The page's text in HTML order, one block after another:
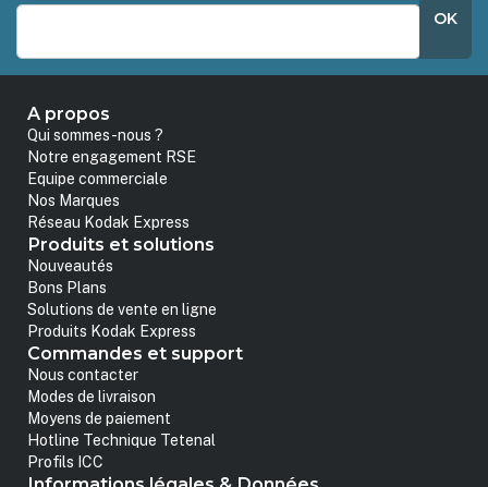
OK
A propos
Qui sommes-nous ?
Notre engagement RSE
Equipe commerciale
Nos Marques
Réseau Kodak Express
Produits et solutions
Nouveautés
Bons Plans
Solutions de vente en ligne
Produits Kodak Express
Commandes et support
Nous contacter
Modes de livraison
Moyens de paiement
Hotline Technique Tetenal
Profils ICC